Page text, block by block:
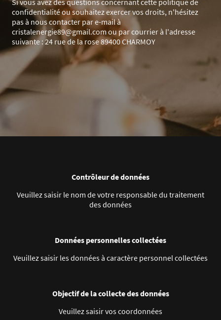
Si vous avez des questions concernant cette politique de
confidentialité ou souhaitez exercer vos droits, n'hésitez
pas à nous contacter par e-mail à
cristalenergie89@gmail.com ou par courrier à l'adresse
suivante : 24 rue de la rose 89400 CHARMOY
Contrôleur de données
Veuillez saisir le nom de votre responsable du traitement
des données
Données personnelles collectées
Veuillez saisir les données à caractère personnel collectées
Objectif de la collecte des données
Veuillez saisir vos coordonnées